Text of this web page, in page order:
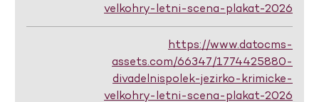
velkohry-letni-scena-plakat-2026
https://www.datocms-
assets.com/66347/1774425880-
divadelnispolek-jezirko-krimicke-
velkohry-letni-scena-plakat-2026